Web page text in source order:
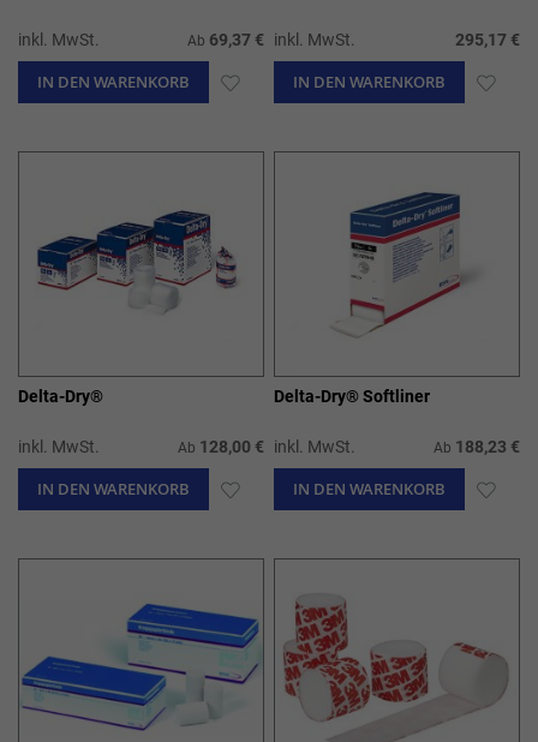
inkl. MwSt. Ab 69,37 €
IN DEN WARENKORB ZUR
inkl. MwSt. 295,17 €
IN DEN WARENKORB ZUR
Delta-Dry®
inkl. MwSt. Ab 128,00 €
IN DEN WARENKORB ZUR
Delta-Dry® Softliner
inkl. MwSt. Ab 188,23 €
IN DEN WARENKORB ZUR